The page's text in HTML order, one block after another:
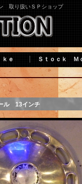
取り扱いＳＰショップ
ｋｅ Ｓｔｏｃｋ Ｍ
ル 13インチ